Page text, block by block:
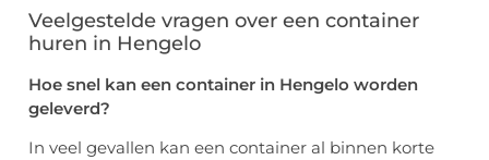
Veelgestelde vragen over een container
huren in Hengelo
Hoe snel kan een container in Hengelo worden
geleverd?
In veel gevallen kan een container al binnen korte